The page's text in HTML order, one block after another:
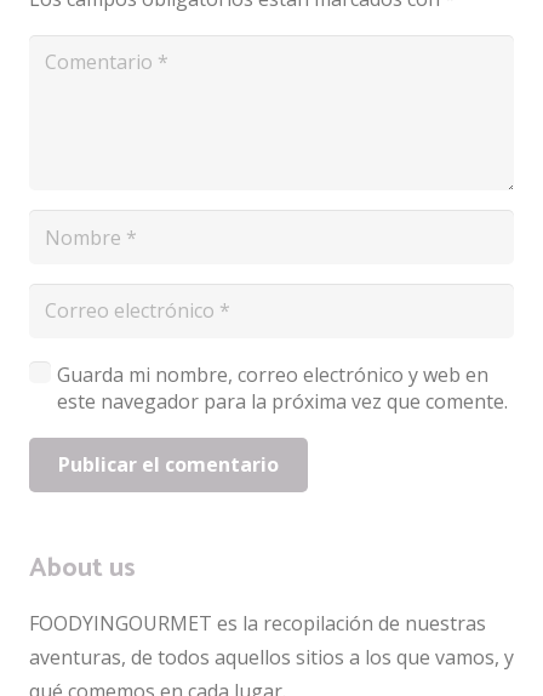
Guarda mi nombre, correo electrónico y web en
este navegador para la próxima vez que comente.
Publicar el comentario
About us
FOODYINGOURMET es la recopilación de nuestras
aventuras, de todos aquellos sitios a los que vamos, y